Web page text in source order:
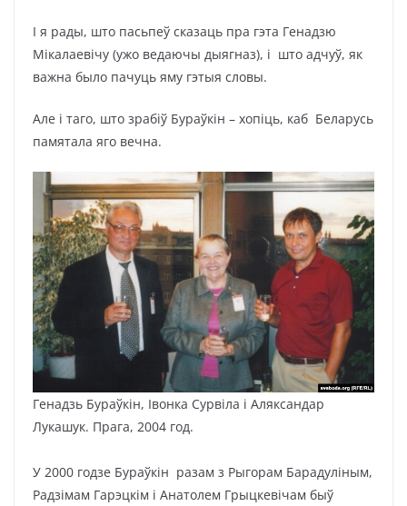
І я рады, што пасьпеў сказаць пра гэта Генадзю
Мікалаевічу (ужо ведаючы дыягназ), і што адчуў, як
важна было пачуць яму гэтыя словы.
Але і таго, што зрабіў Бураўкін – хопіць, каб Беларусь
памятала яго вечна.
Генадзь Бураўкін, Івонка Сурвіла і Аляксандар
Лукашук. Прага, 2004 год.
У 2000 годзе Бураўкін разам з Рыгорам Барадуліным,
Радзімам Гарэцкім і Анатолем Грыцкевічам быў